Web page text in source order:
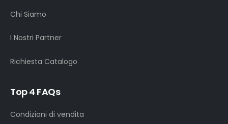
Chi Siamo
I Nostri Partner
Richiesta Catalogo
Top 4 FAQs
Condizioni di vendita